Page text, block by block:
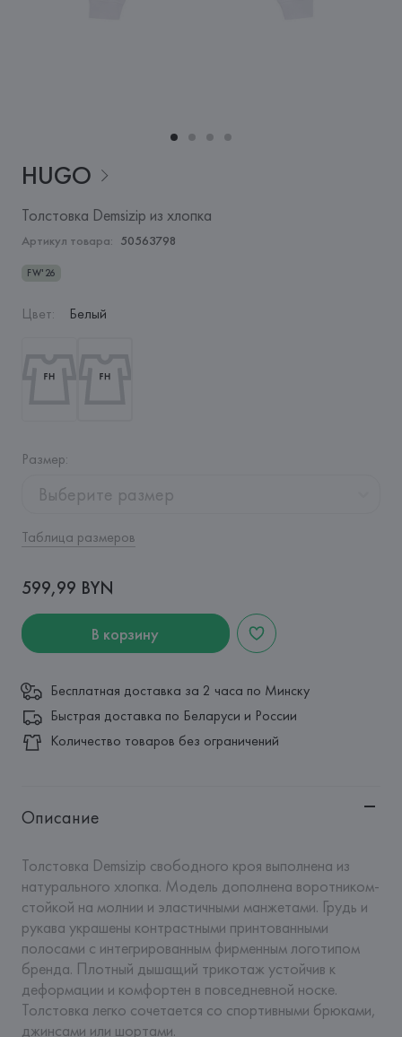
HUGO
Толстовка Demsizip из хлопка
Артикул товара: 50563798
FW'26
Цвет: Белый
Размер:
Выберите размер
Таблица размеров
599,99 BYN
В корзину
Бесплатная доставка за 2 часа по Минску
Быстрая доставка по Беларуси и России
Количество товаров без ограничений
Описание
Толстовка Demsizip свободного кроя выполнена из
натурального хлопка. Модель дополнена воротником-
стойкой на молнии и эластичными манжетами. Грудь и
рукава украшены контрастными принтованными
полосами с интегрированным фирменным логотипом
бренда. Плотный дышащий трикотаж устойчив к
деформации и комфортен в повседневной носке.
Толстовка легко сочетается со спортивными брюками,
джинсами или шортами.